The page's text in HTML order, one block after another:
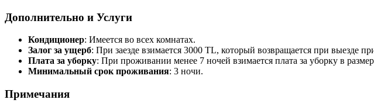
Дополнительно и Услуги
Кондиционер: Имеется во всех комнатах.
Залог за ущерб: При заезде взимается 3000 TL, который возвращается при выезде
Плата за уборку: При проживании менее 7 ночей взимается плата за уборку в
Минимальный срок проживания: 3 ночи.
Примечания